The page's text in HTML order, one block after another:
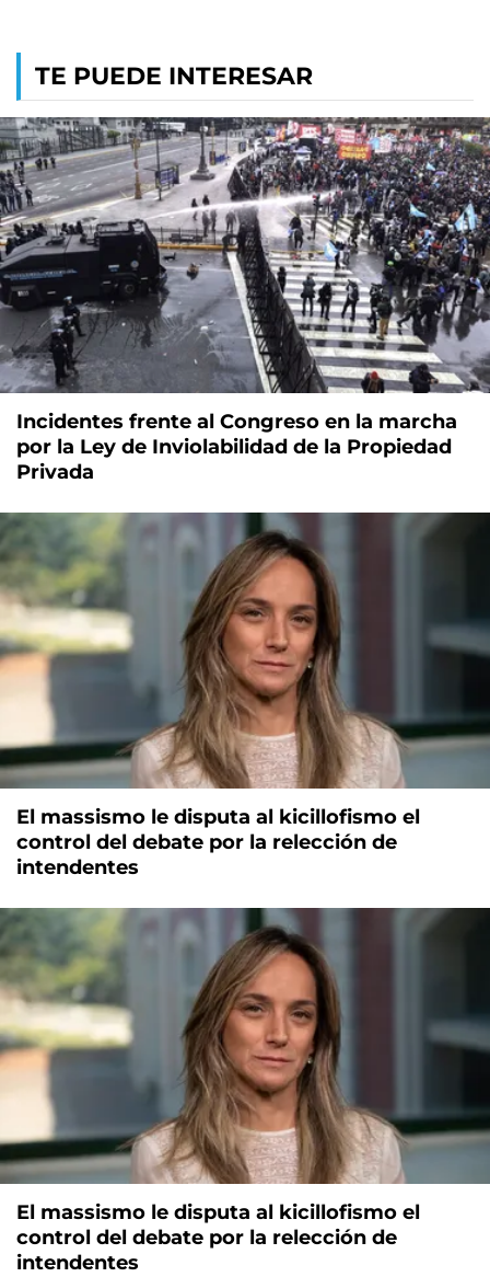
TE PUEDE INTERESAR
Incidentes frente al Congreso en la marcha
por la Ley de Inviolabilidad de la Propiedad
Privada
El massismo le disputa al kicillofismo el
control del debate por la relección de
intendentes
El massismo le disputa al kicillofismo el
control del debate por la relección de
intendentes